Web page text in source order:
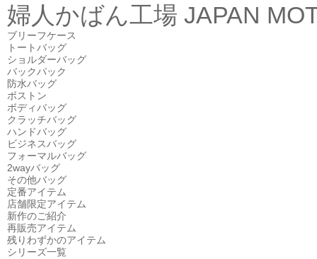
婦人かばん工場 JAPAN
ブリーフケース
トートバッグ
ショルダーバッグ
バックパック
防水バッグ
ボストン
ボディバッグ
クラッチバッグ
ハンドバッグ
ビジネスバッグ
フォーマルバッグ
2wayバッグ
その他バッグ
定番アイテム
店舗限定アイテム
新作のご紹介
再販売アイテム
残りわずかのアイテム
シリーズ一覧